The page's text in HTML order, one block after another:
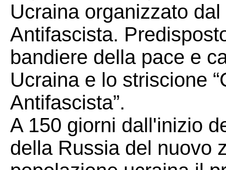
Ucraina organizzato
Antifascista.
bandiere della pace e
Ucraina e lo striscione
Antifascista”.
A 150 giorni dall'inizio
della Russia del nuovo